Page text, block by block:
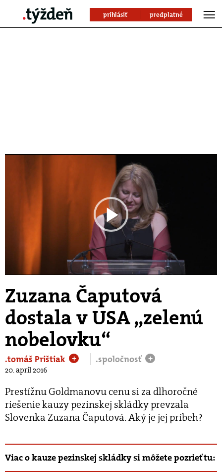
prihlásiť predplatné
Play
Video
Zuzana Čaputová
dostala v USA „​zelenú
nobelovku“
.tomáš Prištiak + .spoločnosť +
20. apríl 2016
Prestížnu Goldmanovu cenu si za dlhoročné
riešenie kauzy pezinskej skládky prevzala
Slovenka Zuzana Čaputová. Aký je jej príbeh?
Viac o kauze pezinskej skládky si môžete pozrieť tu: